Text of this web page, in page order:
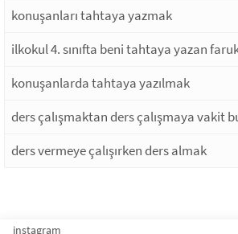
konuşanları tahtaya yazmak
ilkokul 4. sınıfta beni tahtaya yazan
konuşanlarda tahtaya yazılmak
ders çalışmaktan ders çalışmaya vakit
ders vermeye çalışırken ders almak
instagram